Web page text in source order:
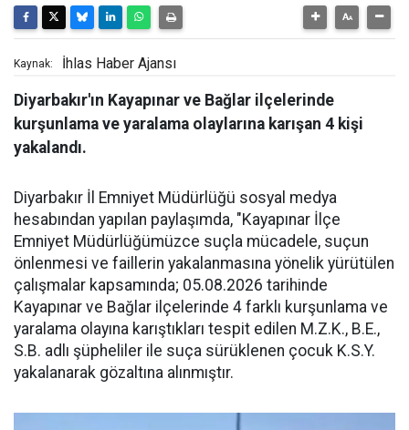
Kaynak: İhlas Haber Ajansı
Diyarbakır'ın Kayapınar ve Bağlar ilçelerinde
kurşunlama ve yaralama olaylarına karışan 4 kişi
yakalandı.
Diyarbakır İl Emniyet Müdürlüğü sosyal medya
hesabından yapılan paylaşımda, "Kayapınar İlçe
Emniyet Müdürlüğümüzce suçla mücadele, suçun
önlenmesi ve faillerin yakalanmasına yönelik yürütülen
çalışmalar kapsamında; 05.08.2026 tarihinde
Kayapınar ve Bağlar ilçelerinde 4 farklı kurşunlama ve
yaralama olayına karıştıkları tespit edilen M.Z.K., B.E.,
S.B. adlı şüpheliler ile suça sürüklenen çocuk K.S.Y.
yakalanarak gözaltına alınmıştır.